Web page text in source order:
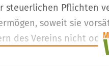
steuerlichen Pflichten
soweit sie
des Vereins nicht